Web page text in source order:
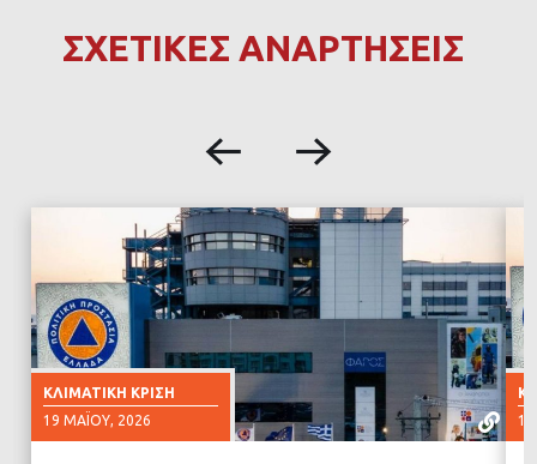
ΣΧΕΤΙΚΕΣ ΑΝΑΡΤΗΣΕΙΣ
ΚΛΙΜΑΤΙΚΉ ΚΡΊΣΗ
19 ΜΑΪ́ΟΥ, 2026
12